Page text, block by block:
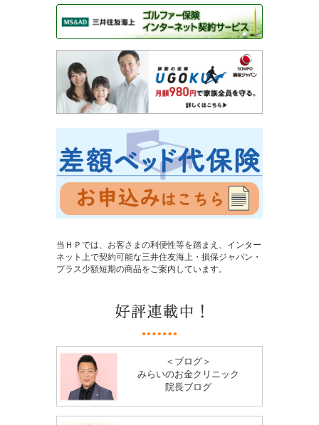
当ＨＰでは、お客さまの利便性等を踏まえ、インター
ネット上で契約可能な三井住友海上・損保ジャパン・
プラス少額短期の商品をご案内しています。
＜ブログ＞
みらいのお金クリニック
院長ブログ